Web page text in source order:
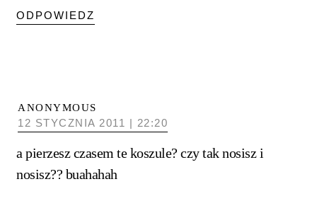
ODPOWIEDZ
ANONYMOUS
12 STYCZNIA 2011 | 22:20
a pierzesz czasem te koszule? czy tak nosisz i
nosisz?? buahahah